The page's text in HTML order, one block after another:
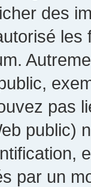
des
pas
public)
par un